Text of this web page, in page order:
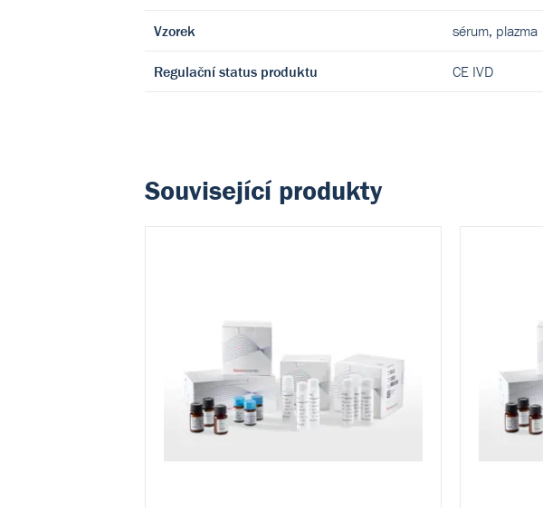
Vzorek sérum, plazma
Regulační status produktu CE IVD
Související produkty